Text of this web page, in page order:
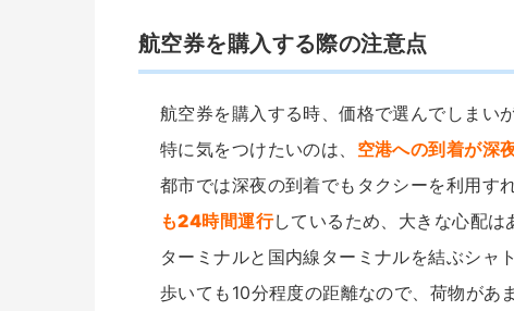
航空券を購入する際の注意点
航空券を購入する時、価格で選んでしまい
特に気をつけたいのは、 空港への到着が深
都市では深夜の到着でもタクシーを利用す
も24時間運行しているため、大きな心配
ターミナルと国内線ターミナルを結ぶシャ
歩いても10分程度の距離なので、荷物があ